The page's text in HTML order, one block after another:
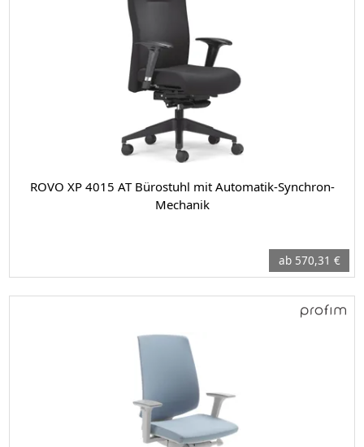
ROVO XP 4015 AT Bürostuhl mit Automatik-Synchron-
Mechanik
ab 570,31 €